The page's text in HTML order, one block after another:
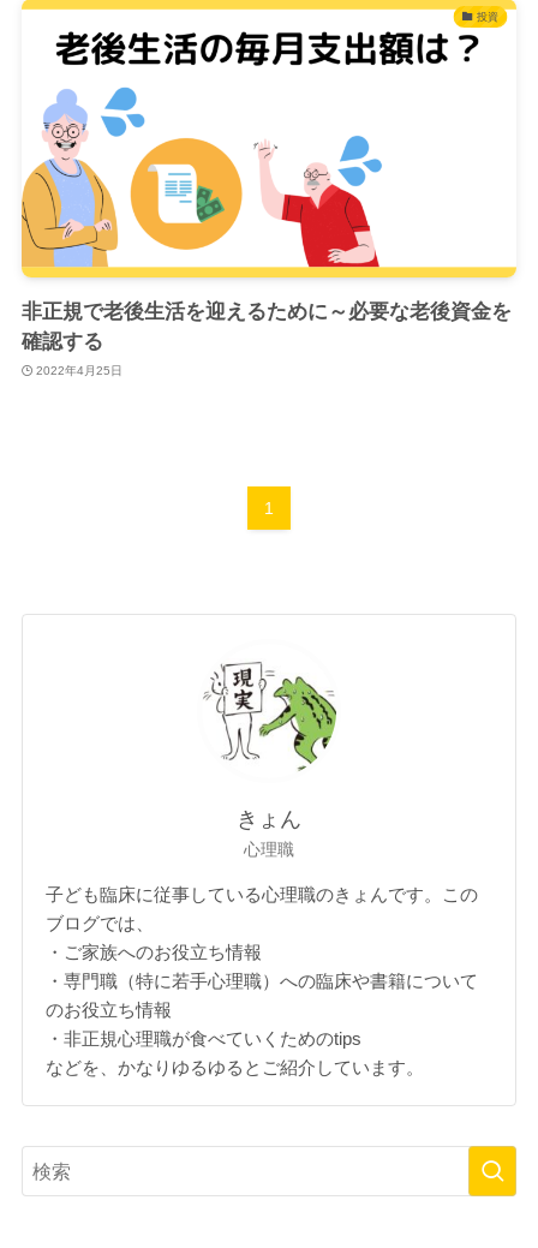
投資
非正規で老後生活を迎えるために～必要な老後資金を
確認する
2022年4月25日
1
きょん
心理職
子ども臨床に従事している心理職のきょんです。この
ブログでは、
・ご家族へのお役立ち情報
・専門職（特に若手心理職）への臨床や書籍について
のお役立ち情報
・非正規心理職が食べていくためのtips
などを、かなりゆるゆるとご紹介しています。